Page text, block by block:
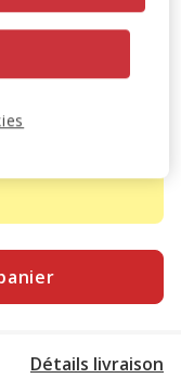
votre Carte
Détails livraison